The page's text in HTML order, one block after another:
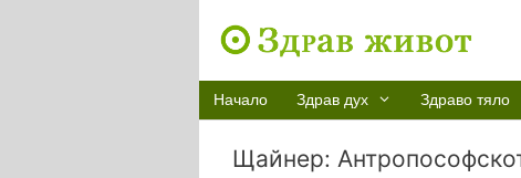
Начало Здрав дух Здраво тяло
Щайнер: